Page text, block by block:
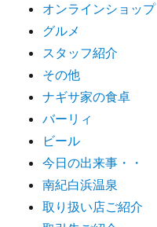
オンラインショップ
グルメ
スタッフ紹介
その他
ナギサ家の食卓
バーリィ
ビール
今日の出来事・・
南紀白浜温泉
取り扱い店ご紹介